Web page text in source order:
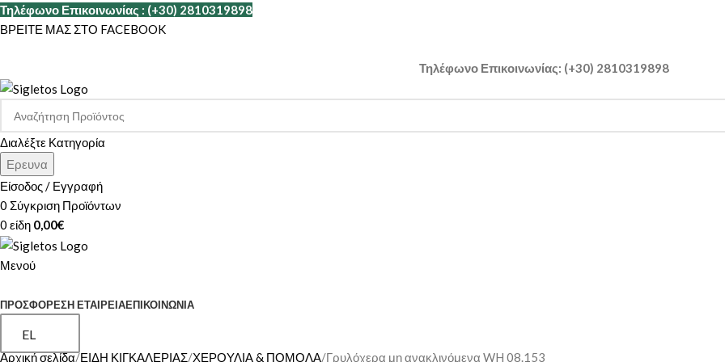
Τηλέφωνο Επικοινωνίας : (+30) 2810319898
ΒΡΕΙΤΕ ΜΑΣ ΣΤΟ FACEBOOK
Τηλέφωνο Επικοινωνίας: (+30) 2810319898
Διαλέξτε Κατηγορία
Ερευνα
Είσοδος / Εγγραφή
0 Σύγκριση Προϊόντων
0 είδη 0,00€
Μενού
ΠΡΟΣΦΟΡΕΣΗ ΕΤΑΙΡΕΊΑΕΠΙΚΟΙΝΩΝΊΑ
EL
Αρχική σελίδα ΕΙΔΗ ΚΙΓΚΑΛΕΡΙΑΣ ΧΕΡΟΥΛΙΑ & ΠΟΜΟΛΑ Γρυλόχερα μη ανακλινόμενα WH 08.153